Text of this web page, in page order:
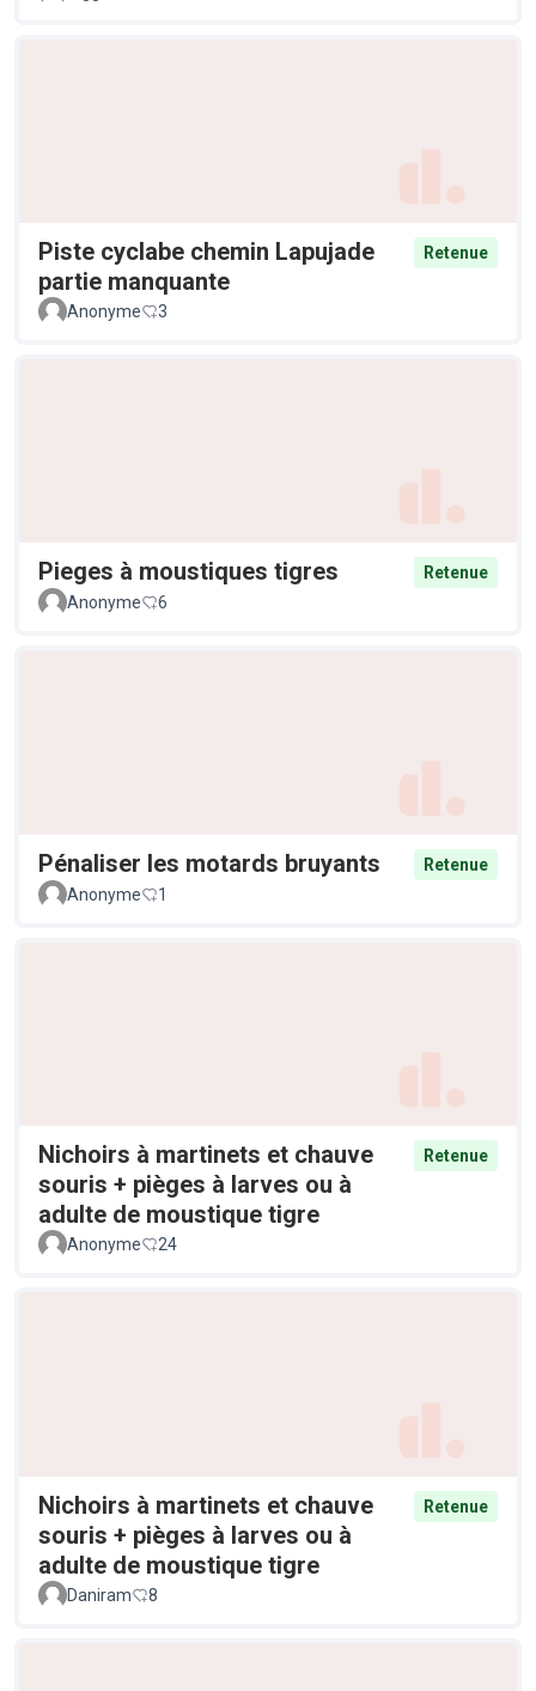
Piste cyclabe chemin Lapujade
partie manquante
Retenue
Anonyme 3
Pieges à moustiques tigres
Retenue
Anonyme
6
Pénaliser les motards bruyants
Retenue
Anonyme
1
Nichoirs à martinets et chauve
souris + pièges à larves ou à
adulte de moustique tigre
Retenue
Anonyme 24
Nichoirs à martinets et chauve
souris + pièges à larves ou à
adulte de moustique tigre
Retenue
Daniram 8